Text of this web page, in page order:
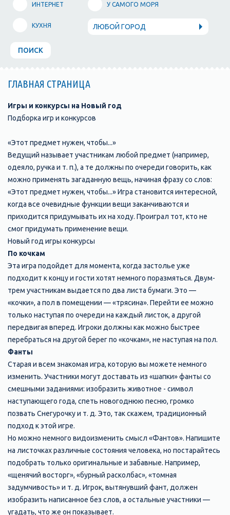
ИНТЕРНЕТ У САМОГО МОРЯ
КУХНЯ ЛЮБОЙ ГОРОД
ПОИСК
ГЛАВНАЯ СТРАНИЦА
Игры и конкурсы на Новый год
Подборка игр и конкурсов
«Этот предмет нужен, чтобы...»
Ведущий называет участникам любой предмет (например,
одеяло, ручка и т. п.), а те должны по очереди говорить, как
можно применять загаданную вещь, начиная фразу со слов:
«Этот предмет нужен, чтобы...» Игра становится интересной,
когда все очевидные функции вещи заканчиваются и
приходится придумывать их на ходу. Проиграл тот, кто не
смог придумать применение вещи.
Новый год игры конкурсы
По кочкам
Эта игра подойдет для момента, когда застолье уже
подходит к концу и гости хотят немного поразмяться. Двум-
трем участникам выдается по два листа бумаги. Это —
«кочки», а пол в помещении — «трясина». Перейти ее можно
только наступая по очереди на каждый листок, а другой
передвигая вперед. Игроки должны как можно быстрее
перебраться на другой берег по «кочкам», не наступая на пол.
Фанты
Старая и всем знакомая игра, которую вы можете немного
изменить. Участники могут доставать из «шапки» фанты со
смешными заданиями: изобразить животное - символ
наступающего года, спеть новогоднюю песню, громко
позвать Снегурочку и т. д. Это, так скажем, традиционный
подход к этой игре.
Но можно немного видоизменить смысл «Фантов». Напишите
на листочках различные состояния человека, но постарайтесь
подобрать только оригинальные и забавные. Например,
«щенячий восторг», «бурный расколбас», «томная
задумчивость» и т. д. Игрок, вытянувший фант, должен
изобразить написанное без слов, а остальные участники —
угадать, что же он показывает.